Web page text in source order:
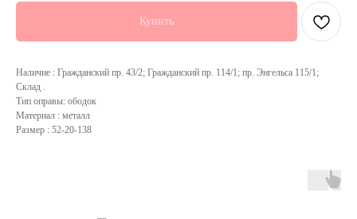
Купить
Наличие : Гражданский пр. 43/2; Гражданский пр. 114/1; пр. Энгельса 115/1;
Склад .
Тип оправы: ободок
Материал : металл
Размер : 52-20-138